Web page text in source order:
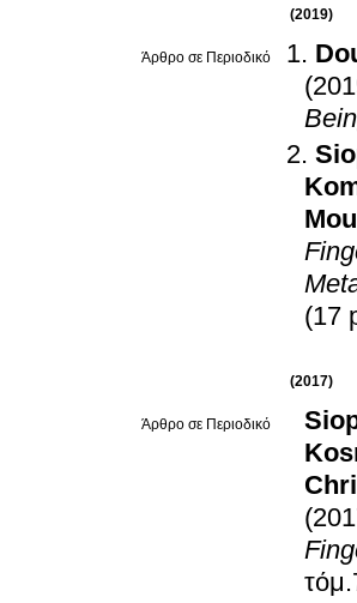
(2019)
Άρθρο σε Περιοδικό
(17
(2017)
Άρθρο σε Περιοδικό